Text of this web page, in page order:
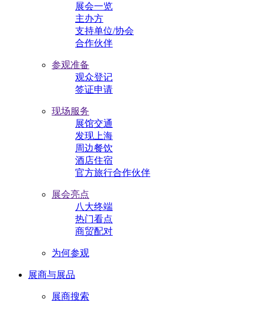
展会一览
主办方
支持单位/协会
合作伙伴
参观准备
观众登记
签证申请
现场服务
展馆交通
发现上海
周边餐饮
酒店住宿
官方旅行合作伙伴
展会亮点
八大终端
热门看点
商贸配对
为何参观
展商与展品
展商搜索